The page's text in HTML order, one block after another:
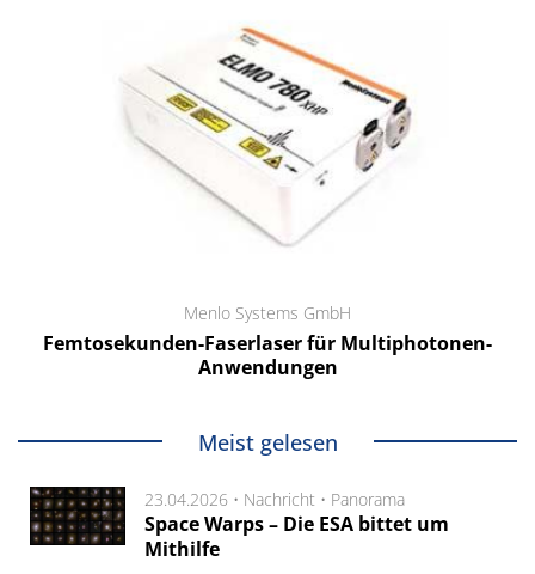
Menlo Systems GmbH
Femtosekunden-Faserlaser für Multiphotonen-
Anwendungen
Meist gelesen
23.04.2026 • Nachricht • Panorama
Space Warps – Die ESA bittet um
Mithilfe